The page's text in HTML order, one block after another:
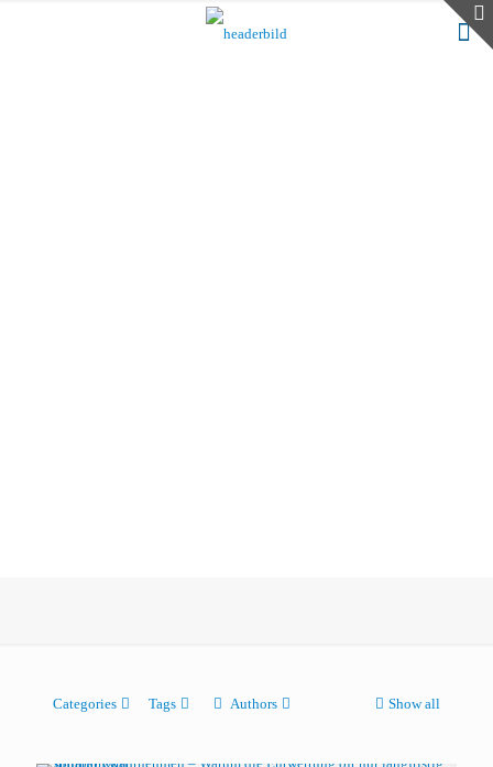
Categories Tags Authors Show all